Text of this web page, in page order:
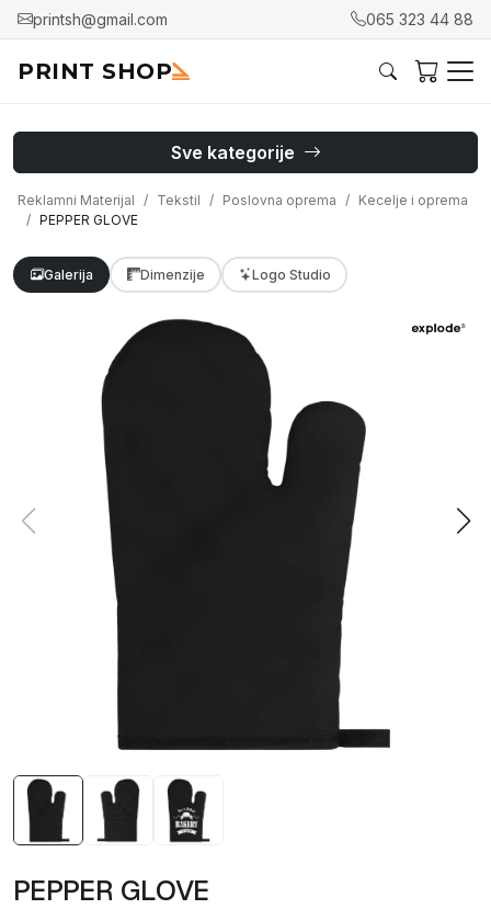
printsh@gmail.com 065 323 44 88
PRINT SHOP
Sve kategorije
Reklamni Materijal Tekstil Poslovna oprema
Kecelje i oprema
PEPPER GLOVE
Galerija Dimenzije Logo Studio
PEPPER GLOVE